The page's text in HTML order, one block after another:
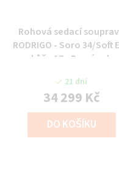
Rohová sedací
RODRIGO - Soro 34/Soft
kůže 17 - Pravý roh
21 dní
34 299 Kč
DO KOŠÍKU